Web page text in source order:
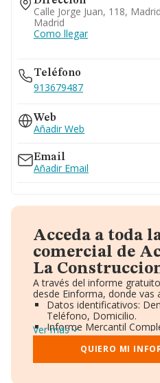
Calle Jorge Juan, 118,
Madrid
Como llegar
Teléfono
913679487
Web
Añadir Web
Email
Añadir Email
Acceda a toda
comercial de
La
A través del informe
desde Einforma, donde vas
Datos identificativos:
Teléfono, Domicilio.
Informe Mercantil
Gráficos de Evolución
Consejo de
Directivos y Ejecutivos.
Ver más
QUIERO MI